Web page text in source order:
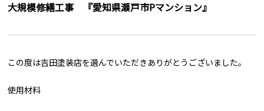
大規模修繕工事 『愛知県瀬戸市Pマンション』
この度は吉田塗装店を選んでいただきありがとうございました。
使用材料